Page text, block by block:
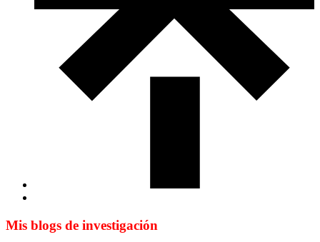
Mis blogs de investigación